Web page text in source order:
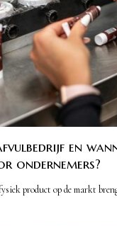
en
ondernemers?
product op de markt